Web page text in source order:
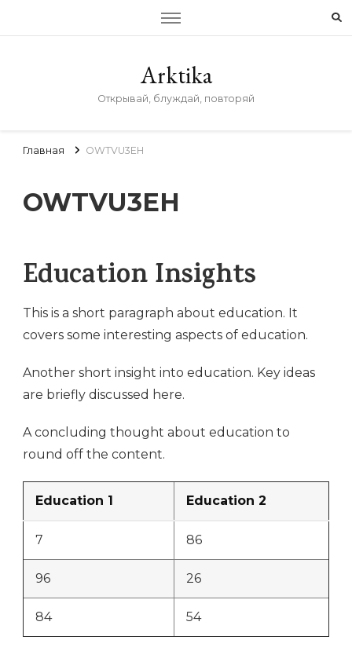
Arktika
Открывай, блуждай, повторяй
Главная OWTVU3EH
OWTVU3EH
Education Insights
This is a short paragraph about education. It
covers some interesting aspects of education.
Another short insight into education. Key ideas
are briefly discussed here.
A concluding thought about education to
round off the content.
Education 1 Education 2
7 86
96 26
84 54